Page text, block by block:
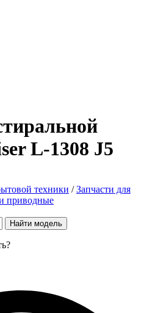
L-1308 J5
техники /Запчасти для
приводные